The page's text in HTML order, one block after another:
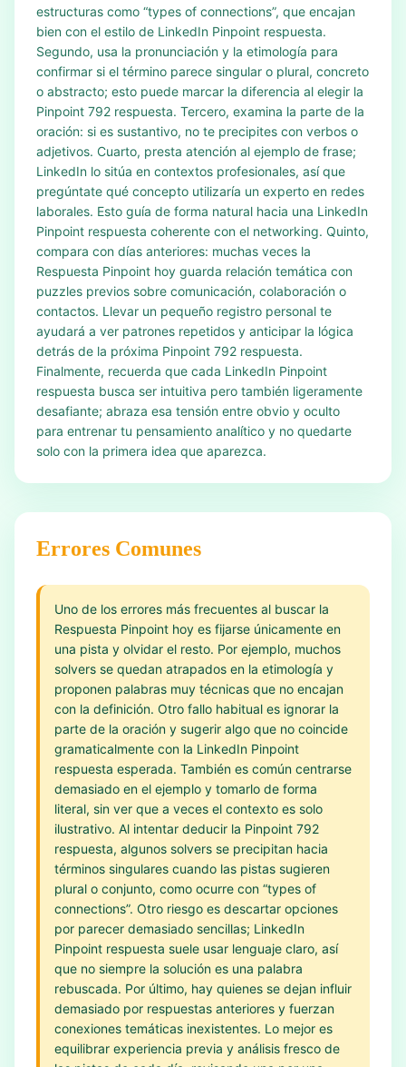
estructuras como “types of connections”, que encajan
bien con el estilo de LinkedIn Pinpoint respuesta.
Segundo, usa la pronunciación y la etimología para
confirmar si el término parece singular o plural, concreto
o abstracto; esto puede marcar la diferencia al elegir la
Pinpoint 792 respuesta. Tercero, examina la parte de la
oración: si es sustantivo, no te precipites con verbos o
adjetivos. Cuarto, presta atención al ejemplo de frase;
LinkedIn lo sitúa en contextos profesionales, así que
pregúntate qué concepto utilizaría un experto en redes
laborales. Esto guía de forma natural hacia una LinkedIn
Pinpoint respuesta coherente con el networking. Quinto,
compara con días anteriores: muchas veces la
Respuesta Pinpoint hoy guarda relación temática con
puzzles previos sobre comunicación, colaboración o
contactos. Llevar un pequeño registro personal te
ayudará a ver patrones repetidos y anticipar la lógica
detrás de la próxima Pinpoint 792 respuesta.
Finalmente, recuerda que cada LinkedIn Pinpoint
respuesta busca ser intuitiva pero también ligeramente
desafiante; abraza esa tensión entre obvio y oculto
para entrenar tu pensamiento analítico y no quedarte
solo con la primera idea que aparezca.
Errores Comunes
Uno de los errores más frecuentes al buscar la
Respuesta Pinpoint hoy es fijarse únicamente en
una pista y olvidar el resto. Por ejemplo, muchos
solvers se quedan atrapados en la etimología y
proponen palabras muy técnicas que no encajan
con la definición. Otro fallo habitual es ignorar la
parte de la oración y sugerir algo que no coincide
gramaticalmente con la LinkedIn Pinpoint
respuesta esperada. También es común centrarse
demasiado en el ejemplo y tomarlo de forma
literal, sin ver que a veces el contexto es solo
ilustrativo. Al intentar deducir la Pinpoint 792
respuesta, algunos solvers se precipitan hacia
términos singulares cuando las pistas sugieren
plural o conjunto, como ocurre con “types of
connections”. Otro riesgo es descartar opciones
por parecer demasiado sencillas; LinkedIn
Pinpoint respuesta suele usar lenguaje claro, así
que no siempre la solución es una palabra
rebuscada. Por último, hay quienes se dejan influir
demasiado por respuestas anteriores y fuerzan
conexiones temáticas inexistentes. Lo mejor es
equilibrar experiencia previa y análisis fresco de